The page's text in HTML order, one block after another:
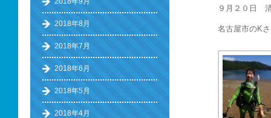
９月２０日
名古屋市のK
2018年8月
2018年7月
2018年6月
2018年5月
2018年4月